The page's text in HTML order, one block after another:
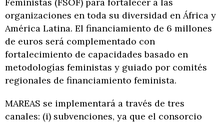
Feministas (FSOF) para fortalecer a las
organizaciones en toda su diversidad en África y
América Latina. El financiamiento de 6 millones
de euros será complementado con
fortalecimiento de capacidades basado en
metodologías feministas y guiado por comités
regionales de financiamiento feminista.
MAREAS se implementará a través de tres
canales: (i) subvenciones, ya que el consorcio